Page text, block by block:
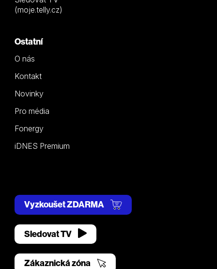
(moje.telly.cz)
Ostatní
O nás
Kontakt
Novinky
Pro média
Fonergy
iDNES Premium
Vyzkoušet ZDARMA
Sledovat TV
Zákaznická zóna